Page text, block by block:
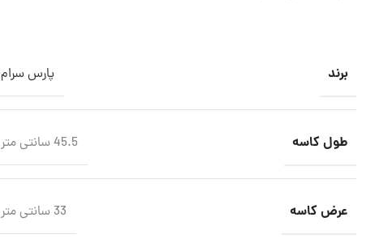
برند پارس سرام
طول کاسه 45.5 سانتی متر
عرض کاسه 33 سانتی متر